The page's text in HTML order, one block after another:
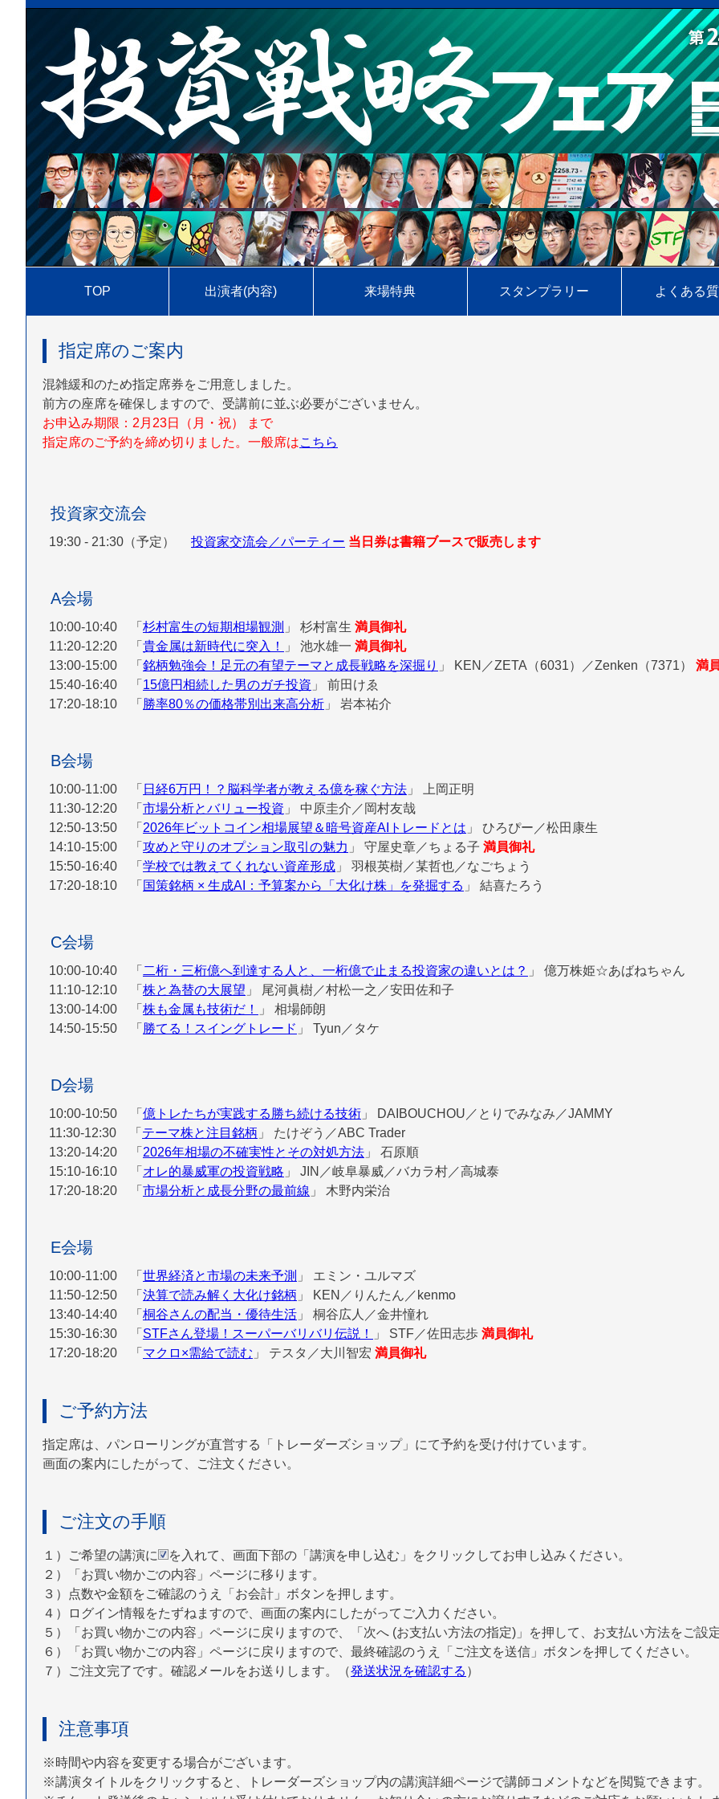
TOP 出演者(内容) 来場特典 スタンプラリー よくある
指定席のご案内
混雑緩和のため指定席券をご用意しました。
前方の座席を確保しますので、受講前に並ぶ必要がございません。
お申込み期限：2月23日（月・祝） まで
指定席のご予約を締め切りました。一般席はこちら
投資家交流会
19:30 - 21:30（予定） 投資家交流会／パーティー 当日券は書籍ブースで販売します
A会場
10:00-10:40 「 杉村富生の短期相場観測 」 杉村富生 満員御礼
11:20-12:20 「 貴金属は新時代に突入！ 」 池水雄一 満員御礼
13:00-15:00 「 銘柄勉強会！足元の有望テーマと成長戦略を深掘り 」 KEN／ZETA（6031）／Zenken（7371） 満
15:40-16:40 「 15億円相続した男のガチ投資 」
前田けゑ
17:20-18:10 「 勝率80％の価格帯別出来高分析 」 岩本祐介
B会場
10:00-11:00 「 日経6万円！？脳科学者が教える億を稼ぐ方法 」
上岡正明
11:30-12:20 「 市場分析とバリュー投資 」
中原圭介／岡村友哉
12:50-13:50 「 2026年ビットコイン相場展望＆暗号資産AIトレードとは 」
ひろぴー／松田康生
14:10-15:00 「 攻めと守りのオプション取引の魅力 」 守屋史章／ちょる子 満員御礼
15:50-16:40 「 学校では教えてくれない資産形成 」
羽根英樹／某哲也／なごちょう
17:20-18:10 「 国策銘柄 × 生成AI：予算案から「大化け株」を発掘する 」 結喜たろう
C会場
10:00-10:40 「 二桁・三桁億へ到達する人と、一桁億で止まる投資家の違いとは？ 」
億万株姫☆あばねちゃん
11:10-12:10 「 株と為替の大展望 」
尾河眞樹／村松一之／安田佐和子
13:00-14:00 「 株も金属も技術だ！ 」
相場師朗
14:50-15:50 「 勝てる！スイングトレード 」 Tyun／タケ
D会場
10:00-10:50 「 億トレたちが実践する勝ち続ける技術 」
DAIBOUCHOU／とりでみなみ／JAMMY
11:30-12:30 「 テーマ株と注目銘柄 」
たけぞう／ABC Trader
13:20-14:20 「 2026年相場の不確実性とその対処方法 」
石原順
15:10-16:10 「 オレ的暴威軍の投資戦略 」
JIN／岐阜暴威／バカラ村／高城泰
17:20-18:20 「 市場分析と成長分野の最前線 」 木野内栄治
E会場
10:00-11:00 「 世界経済と市場の未来予測 」
エミン・ユルマズ
11:50-12:50 「 決算で読み解く大化け銘柄 」
KEN／りんたん／kenmo
13:40-14:40 「 桐谷さんの配当・優待生活 」
桐谷広人／金井憧れ
15:30-16:30 「 STFさん登場！スーパーバリバリ伝説！ 」 STF／佐田志歩 満員御礼
17:20-18:20 「 マクロ×需給で読む 」 テスタ／大川智宏 満員御礼
ご予約方法
指定席は、パンローリングが直営する「トレーダーズショップ」にて予約を受け付けています。
画面の案内にしたがって、ご注文ください。
ご注文の手順
１）ご希望の講演に
を入れて、画面下部の「講演を申し込む」をクリックしてお申し込みください。
２）「お買い物かごの内容」ページに移ります。
３）点数や金額をご確認のうえ「お会計」ボタンを押します。
４）ログイン情報をたずねますので、画面の案内にしたがってご入力ください。
５）「お買い物かごの内容」ページに戻りますので、「次へ (お支払い方法の指定)」を押して、お支払い方法をご設
６）「お買い物かごの内容」ページに戻りますので、最終確認のうえ「ご注文を送信」ボタンを押してください。
７）ご注文完了です。確認メールをお送りします。（発送状況を確認する ）
注意事項
※時間や内容を変更する場合がございます。
※講演タイトルをクリックすると、トレーダーズショップ内の講演詳細ページで講師コメントなどを閲覧できます。